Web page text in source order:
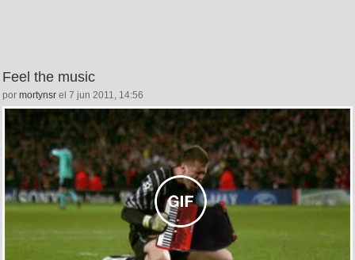
Feel the music
por mortynsr el 7 jun 2011, 14:56